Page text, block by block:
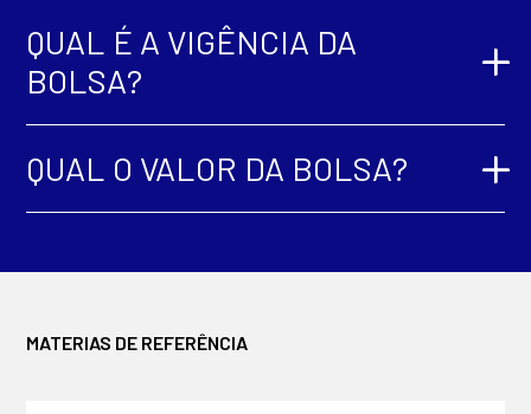
QUAL É A VIGÊNCIA DA
BOLSA?
QUAL O VALOR DA BOLSA?
MATERIAS DE REFERÊNCIA